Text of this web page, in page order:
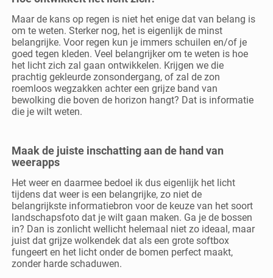
Maar de kans op regen is niet het enige dat van belang is
om te weten. Sterker nog, het is eigenlijk de minst
belangrijke. Voor regen kun je immers schuilen en/of je
goed tegen kleden. Veel belangrijker om te weten is hoe
het licht zich zal gaan ontwikkelen. Krijgen we die
prachtig gekleurde zonsondergang, of zal de zon
roemloos wegzakken achter een grijze band van
bewolking die boven de horizon hangt? Dat is informatie
die je wilt weten.
Maak de juiste inschatting aan de hand van
weerapps
Het weer en daarmee bedoel ik dus eigenlijk het licht
tijdens dat weer is een belangrijke, zo niet de
belangrijkste informatiebron voor de keuze van het soort
landschapsfoto dat je wilt gaan maken. Ga je de bossen
in? Dan is zonlicht wellicht helemaal niet zo ideaal, maar
juist dat grijze wolkendek dat als een grote softbox
fungeert en het licht onder de bomen perfect maakt,
zonder harde schaduwen.